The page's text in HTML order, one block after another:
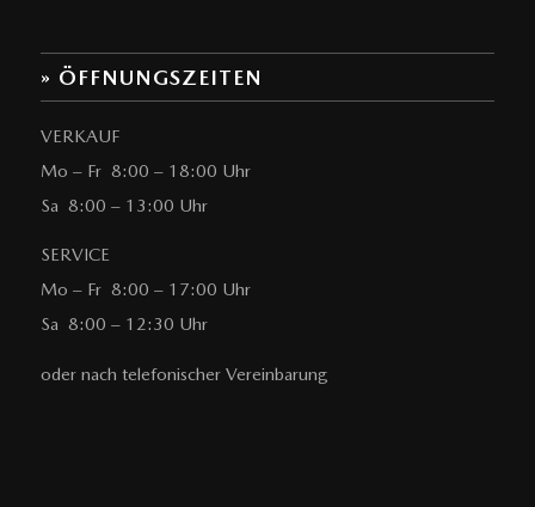
» ÖFFNUNGSZEITEN
VERKAUF
Mo – Fr 8:00 – 18:00 Uhr
Sa 8:00 – 13:00 Uhr
SERVICE
Mo – Fr 8:00 – 17:00 Uhr
Sa 8:00 – 12:30 Uhr
oder nach telefonischer Vereinbarung